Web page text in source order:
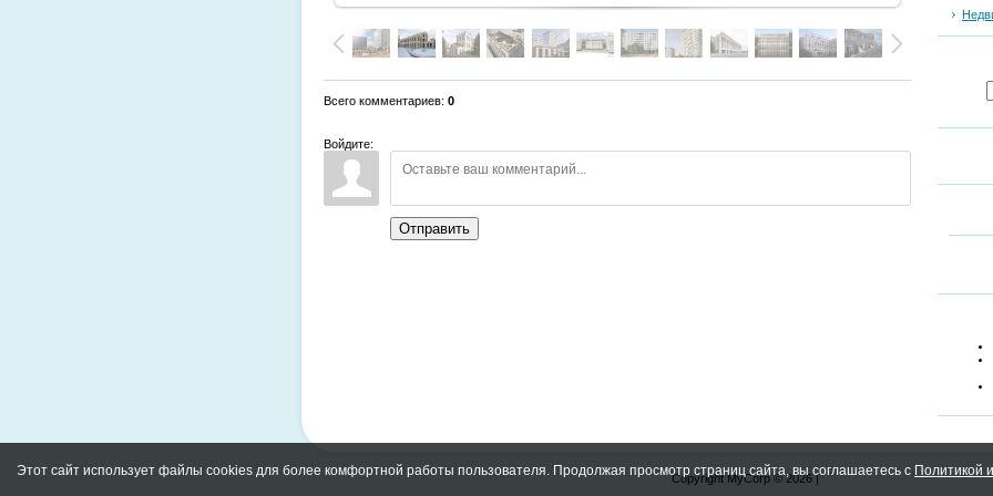
Всего комментариев: 0
Войдите:
Отправить
Copyright MyCorp © 2026|
Этот сайт использует файлы cookies для более комфортной работы пользователя. Продолжая просмотр страниц сайта, вы соглашаетесь с Политикой